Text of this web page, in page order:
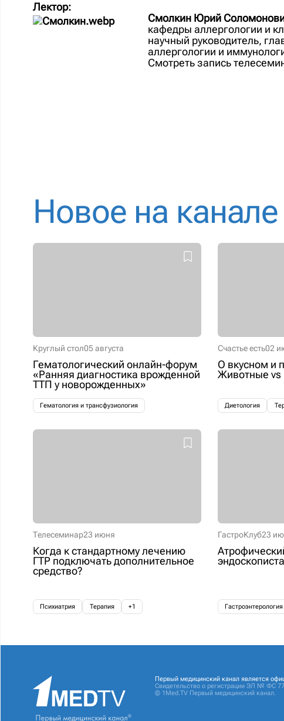
Лектор:
Смолкин Юрий
кафедры аллергологии и
научный руководитель,
аллергологии и
Смотреть запись
Новое на канале
Круглый стол05 августа
Гематологический онлайн-форум
«Ранняя диагностика врожденной
ТТП у новорожденных»
Гематология и трансфузиология
Счастье есть02
О вкусном и
Животные vs
Диетология
Телесеминар23 июня
Когда к стандартному лечению
ГТР подключать дополнительное
средство?
Психиатрия Терапия +1
ГастроКлуб23
эндоскописта
Гастроэнтерология
Первый медицинский канал является
Свидетельство о регистрации ЭЛ № ФС
© 1Med.TV Первый медицинский канал.